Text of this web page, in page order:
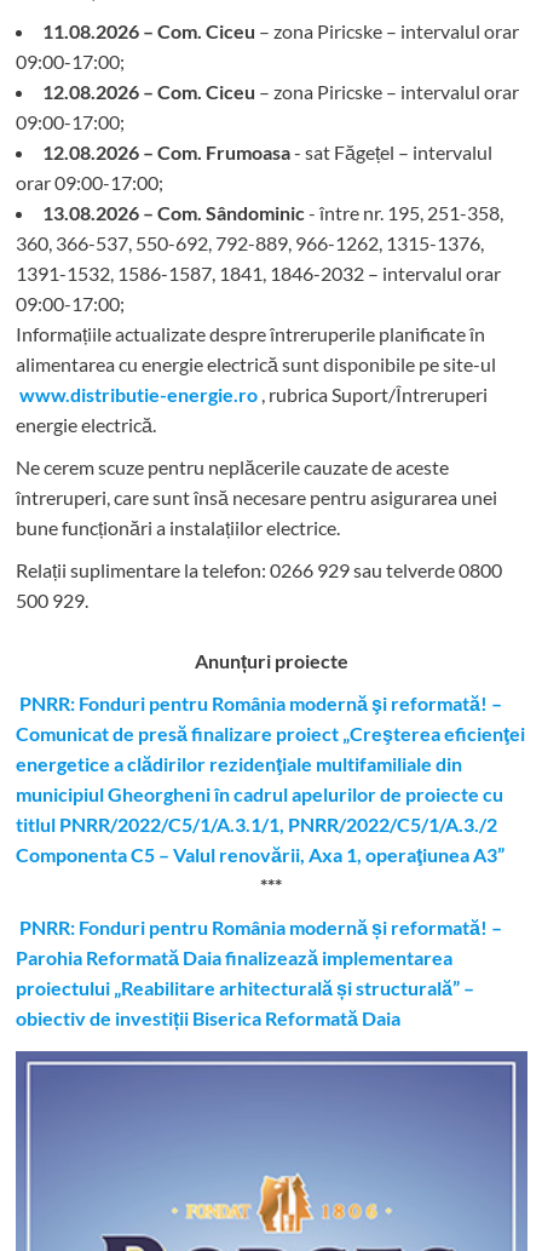
11.08.2026 – Com. Ciceu – zona Piricske – intervalul orar
09:00-17:00;
12.08.2026 – Com. Ciceu – zona Piricske – intervalul orar
09:00-17:00;
12.08.2026 – Com. Frumoasa- sat Făgețel – intervalul
orar 09:00-17:00;
13.08.2026 – Com. Sândominic - între nr. 195, 251-358,
360, 366-537, 550-692, 792-889, 966-1262, 1315-1376,
1391-1532, 1586-1587, 1841, 1846-2032 – intervalul orar
09:00-17:00;
Informațiile actualizate despre întreruperile planificate în
alimentarea cu energie electrică sunt disponibile pe site-ul
www.distributie-energie.ro , rubrica Suport/Întreruperi
energie electrică.
Ne cerem scuze pentru neplăcerile cauzate de aceste
întreruperi, care sunt însă necesare pentru asigurarea unei
bune funcționări a instalațiilor electrice.
Relații suplimentare la telefon: 0266 929 sau telverde 0800
500 929.
Anunțuri proiecte
PNRR: Fonduri pentru România modernă şi reformată! –
Comunicat de presă finalizare proiect „Creşterea eficienţei
energetice a clădirilor rezidenţiale multifamiliale din
municipiul Gheorgheni în cadrul apelurilor de proiecte cu
titlul PNRR/2022/C5/1/A.3.1/1, PNRR/2022/C5/1/A.3./2
Componenta C5 – Valul renovării, Axa 1, operaţiunea A3”
***
PNRR: Fonduri pentru România modernă și reformată! –
Parohia Reformată Daia finalizează implementarea
proiectului „Reabilitare arhitecturală și structurală” –
obiectiv de investiții Biserica Reformată Daia